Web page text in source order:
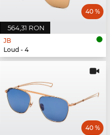
564,31 RON
40 %
JB
Loud - 4
40 %